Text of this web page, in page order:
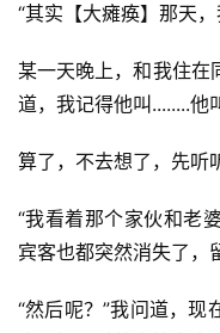
“其实【大瘫痪】那天
某一天晚上，和我住在
道，我记得他叫........他
算了，不去想了，先听
“我看着那个家伙和老
宾客也都突然消失了，
“然后呢？”我问道，现